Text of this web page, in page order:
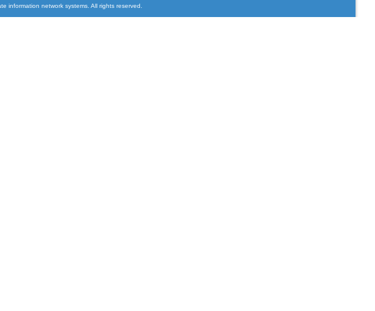
information network systems. All rights reserved.